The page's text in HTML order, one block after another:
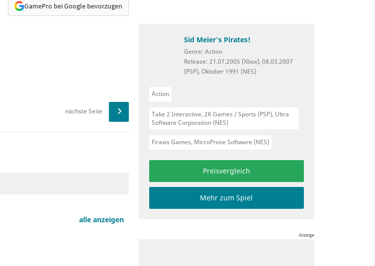
GamePro bei Google bevorzugen
nächste Seite
alle anzeigen
Sid Meier's Pirates!
Genre: Action
Release: 21.07.2005 (Xbox), 08.03.2007
(PSP), Oktober 1991 (NES)
Action
Take 2 Interactive, 2K Games / Sports (PSP), Ultra
Software Corporation (NES)
Firaxis Games, MicroProse Software (NES)
Preisvergleich
Mehr zum Spiel